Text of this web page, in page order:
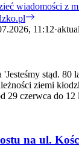
wiadomości z
11:12·
stąd. 80
ziemi
29 czerwca do
na ul.